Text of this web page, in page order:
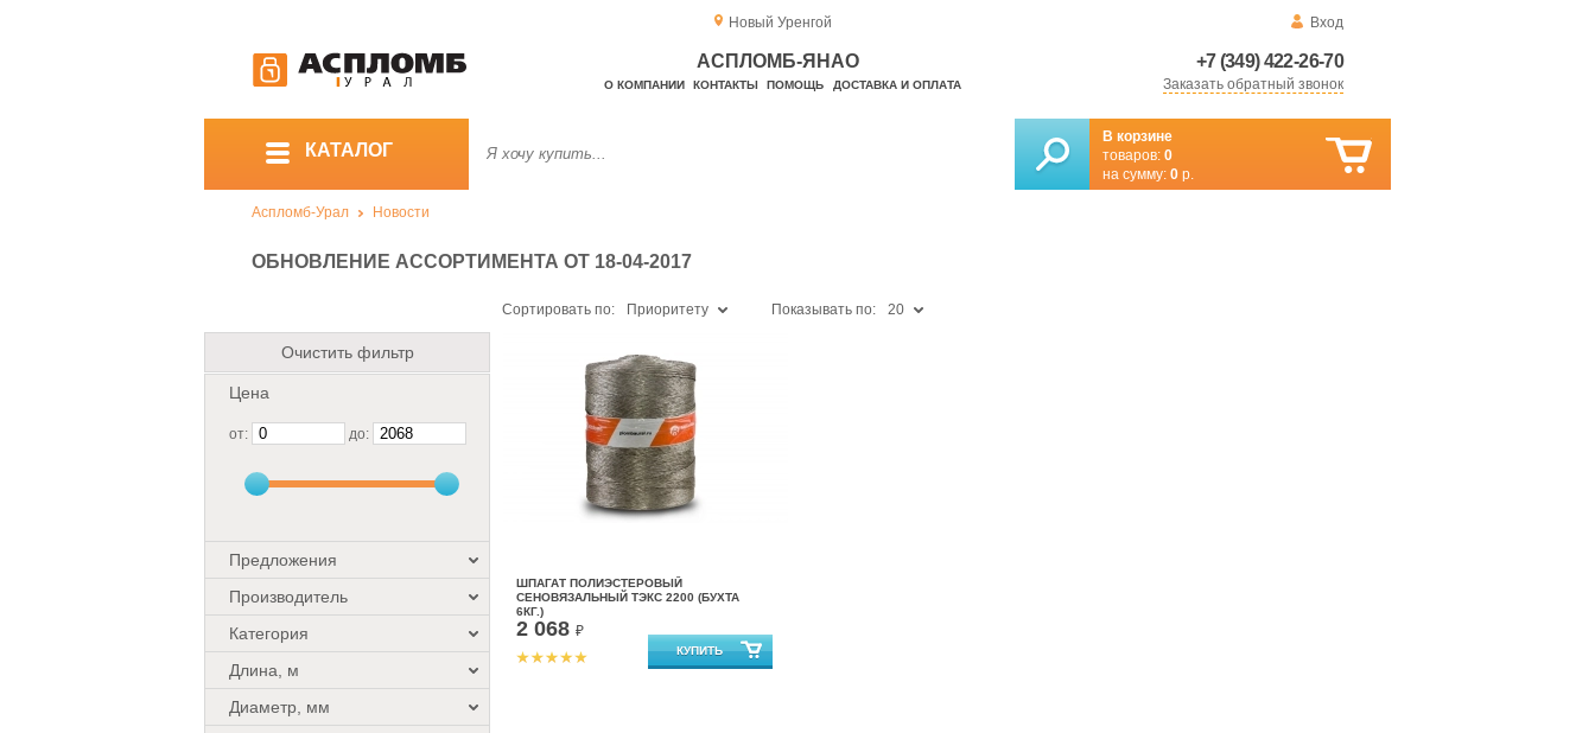
Новый Уренгой Вход
+7 (349) 422-26-70
Заказать обратный звонок
АСПЛОМБ-ЯНАО
О КОМПАНИИ КОНТАКТЫ ПОМОЩЬ ДОСТАВКА И ОПЛАТА
КАТАЛОГ
В корзине
товаров: 0
на сумму: 0 р.
Аспломб-Урал Новости
ОБНОВЛЕНИЕ АССОРТИМЕНТА ОТ 18-04-2017
Очистить фильтр
Цена
от: до:
Предложения
Производитель
Категория
Длина, м
Диаметр, мм
Сортировать по: Приоритету Показывать по: 20
ШПАГАТ ПОЛИЭСТЕРОВЫЙ
СЕНОВЯЗАЛЬНЫЙ ТЭКС 2200 (БУХТА
6КГ.)
2 068 ₽